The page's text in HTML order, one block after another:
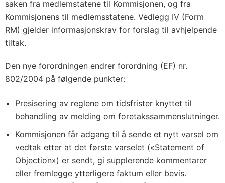
saken fra medlemstatene til Kommisjonen, og fra
Kommisjonens til medlemsstatene. Vedlegg IV (Form
RM) gjelder informasjonskrav for forslag til avhjelpende
tiltak.
Den nye forordningen endrer forordning (EF) nr.
802/2004 på følgende punkter:
Presisering av reglene om tidsfrister knyttet til
behandling av melding om foretakssammenslutninger.
Kommisjonen får adgang til å sende et nytt varsel om
vedtak etter at det første varselet («Statement of
Objection») er sendt, gi supplerende kommentarer
eller fremlegge ytterligere faktum eller bevis.